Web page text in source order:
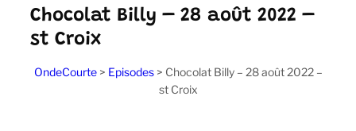
Chocolat Billy – 28 août 2022 –
st Croix
OndeCourte> Episodes> Chocolat Billy – 28 août 2022 –
st Croix